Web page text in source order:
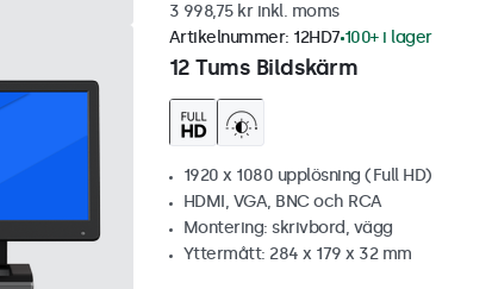
3 998,75 kr inkl. moms
12 Tums Bildskärm
Artikelnummer: 12HD7 100+ i lager
1920 x 1080 upplösning (Full HD)
HDMI, VGA, BNC och RCA
Montering: skrivbord, vägg
Yttermått: 284 x 179 x 32 mm